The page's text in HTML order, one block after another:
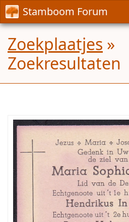
Stamboom Forum
Zoekplaatjes »
Zoekresultaten
Foto
gezocht
van
Maria
Sophia
Luijten,
geboren
te